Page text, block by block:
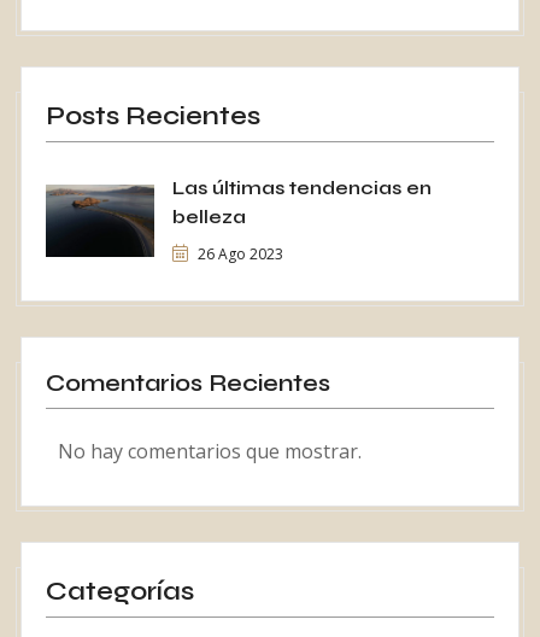
Posts Recientes
Las últimas tendencias en
belleza
26 Ago 2023
Comentarios Recientes
No hay comentarios que mostrar.
Categorías